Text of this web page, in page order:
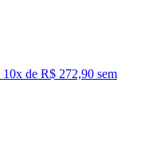
10x de R$ 272,90 sem